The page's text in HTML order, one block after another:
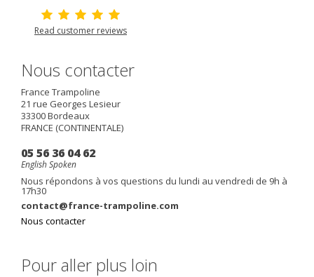
Read customer reviews
Nous contacter
France Trampoline
21 rue Georges Lesieur
33300Bordeaux
FRANCE (CONTINENTALE)
05 56 36 04 62
English Spoken
Nous répondons à vos questions du lundi au vendredi de 9h à
17h30
contact@france-trampoline.com
Nous contacter
Pour aller plus loin